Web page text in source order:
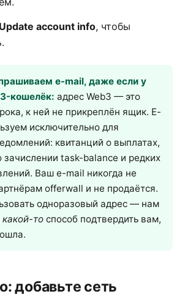
Update account info, чтобы
e-mail, даже если у
кошелёк: адрес Web3 — это
к ней не прикреплён ящик. E-
исключительно для
квитанций о выплатах,
task-balance и редких
Ваш e-mail никогда не
offerwall и не продаётся.
одноразовый адрес — нам
какой-то способ подтвердить вам,
добавьте сеть